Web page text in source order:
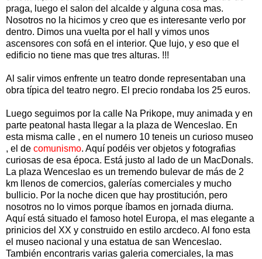
praga, luego el salon del alcalde y alguna cosa mas.
Nosotros no la hicimos y creo que es interesante verlo por
dentro. Dimos una vuelta por el hall y vimos unos
ascensores con sofá en el interior. Que lujo, y eso que el
edificio no tiene mas que tres alturas. !!!
Al salir vimos enfrente un teatro donde representaban una
obra típica del teatro negro. El precio rondaba los 25 euros.
Luego seguimos por la calle Na Prikope, muy animada y en
parte peatonal hasta llegar a la plaza de Wenceslao. En
esta misma calle , en el numero 10 teneis un curioso museo
, el de comunismo. Aquí podéis ver objetos y fotografias
curiosas de esa época. Está justo al lado de un MacDonals.
La plaza Wenceslao es un tremendo bulevar de más de 2
km llenos de comercios, galerías comerciales y mucho
bullicio. Por la noche dicen que hay prostitución, pero
nosotros no lo vimos porque íbamos en jornada diurna.
Aquí está situado el famoso hotel Europa, el mas elegante a
prinicios del XX y construido en estilo arcdeco. Al fono esta
el museo nacional y una estatua de san Wenceslao.
También encontraris varias galeria comerciales, la mas